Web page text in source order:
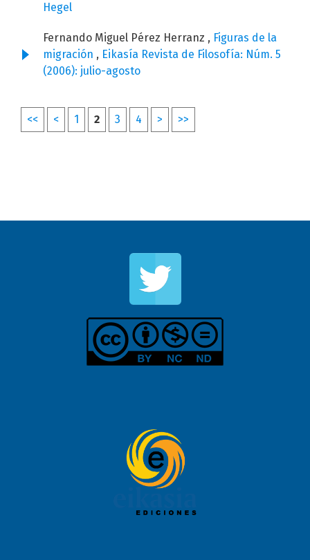
Hegel
Fernando Miguel Pérez Herranz , Figuras de la
migración , Eikasía Revista de Filosofía: Núm. 5
(2006): julio-agosto
<< < 1 2 3 4 > >>